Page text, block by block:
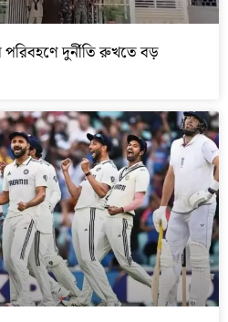
দুর্নীতি রুখতে বড়